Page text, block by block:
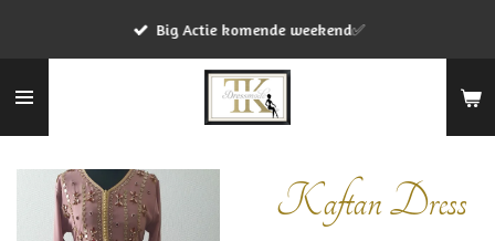
de
Big Actie komende weekend✅
Kaftan Dress